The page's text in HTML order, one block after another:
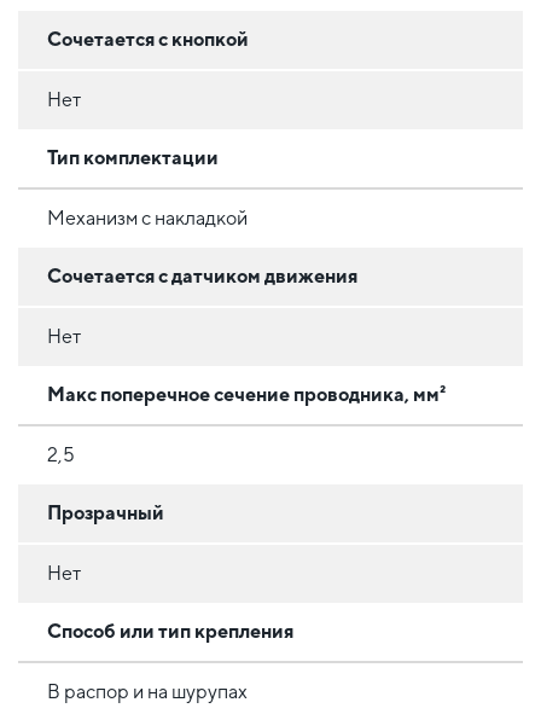
Сочетается с кнопкой
Нет
Тип комплектации
Механизм с накладкой
Сочетается с датчиком движения
Нет
Макс поперечное сечение проводника, мм²
2,5
Прозрачный
Нет
Способ или тип крепления
В распор и на шурупах